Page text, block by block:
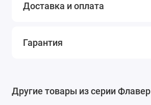
Доставка и оплата
Гарантия
Другие товары из серии Флавер